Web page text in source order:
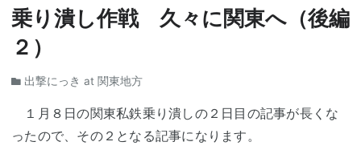
乗り潰し作戦 久々に関東へ（後編
２）
出撃にっき at 関東地方
１月８日の関東私鉄乗り潰しの２日目の記事が長くな
ったので、その２となる記事になります。